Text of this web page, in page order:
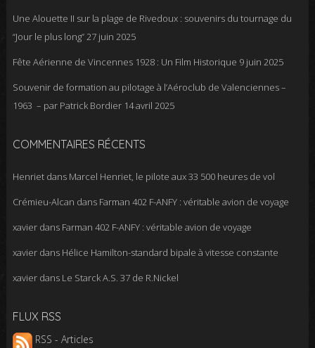
Une Alouette II sur la plage de Rivedoux : souvenirs du tournage du
“Jour le plus long”27 juin 2025
Fête Aérienne de Vincennes 1928 : Un Film Historique 9 juin 2025
Souvenir de formation au pilotage à l’Aéroclub de Valenciennes –
1963 – par Patrick Bordier 14 avril 2025
COMMENTAIRES RÉCENTS
Henrietdans Marcel Henriet, le pilote aux 33 500 heures de vol
Crémieu-Alcan dans Farman 402 F-ANFY : véritable avion de voyage
xavierdans Farman 402 F-ANFY : véritable avion de voyage
xavierdans Hélice Hamilton-standard bipale à vitesse constante
xavierdans Le Starck A.S. 37 de R.Nickel
FLUX RSS
RSS - Articles